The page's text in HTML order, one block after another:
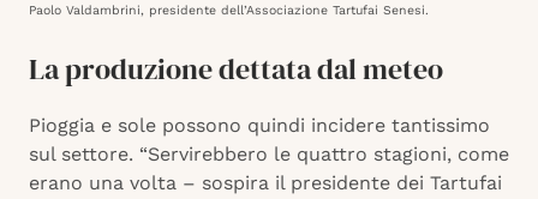
Paolo Valdambrini, presidente dell’Associazione Tartufai Senesi.
La produzione dettata dal meteo
Pioggia e sole possono quindi incidere tantissimo
sul settore. “Servirebbero le quattro stagioni, come
erano una volta – sospira il presidente dei Tartufai